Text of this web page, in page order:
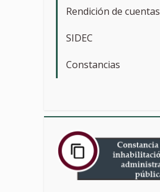
Rendición de cuentas
SIDEC
Constancias